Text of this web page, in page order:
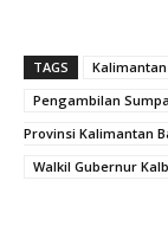
TAGS
Pengambilan
Provinsi Kalimantan
Walkil Gubernur